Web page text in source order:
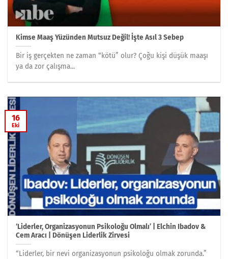
Kimse Maaş Yüzünden Mutsuz Değil! İşte Asıl 3 Sebep
Bir iş gerçekten ne zaman “kötü” olur? Çoğu kişi düşük maaşı
ya da zor çalışma...
‘Liderler, Organizasyonun Psikoloğu Olmalı’ | Elchin Ibadov &
Cem Aracı | Dönüşen Liderlik Zirvesi
“Liderler, bir nevi organizasyonun psikoloğu olmak zorunda.”
16
Eki